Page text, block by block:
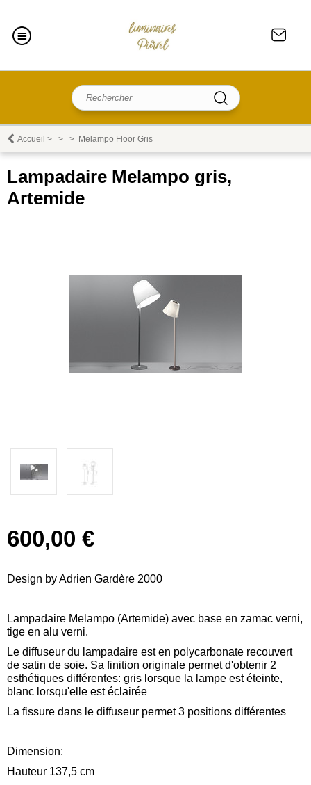
Accueil > > > Melampo Floor Gris
Lampadaire Melampo gris,
Artemide
600,00 €
Design by Adrien Gardère 2000
Lampadaire Melampo (Artemide) avec base en zamac verni,
tige en alu verni.
Le diffuseur du lampadaire est en polycarbonate recouvert
de satin de soie. Sa finition originale permet d'obtenir 2
esthétiques différentes: gris lorsque la lampe est éteinte,
blanc lorsqu'elle est éclairée
La fissure dans le diffuseur permet 3 positions différentes
Dimension:
Hauteur 137,5 cm